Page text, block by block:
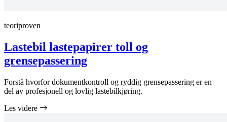
teoriproven
Lastebil lastepapirer toll og
grensepassering
Forstå hvorfor dokumentkontroll og ryddig grensepassering er en
del av profesjonell og lovlig lastebilkjøring.
Les videre